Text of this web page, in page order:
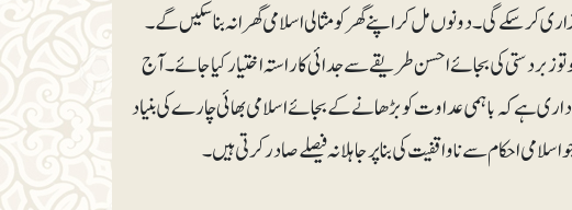
گی۔ دونوں مل کر اپنے گھر کو مثالی اسلامی گھرانہ بنا سکیں گے۔
زبردستی کی بجائے احسن طریقے سے جدائی کا راستہ اختیارکیا جائے۔ آج
کہ باہمی عداوت کو بڑھانے کے بجائے اسلامی بھائی چارے کی بنیاد
احکام سے ناواقفیت کی بنا پر جاہلانہ فیصلے صادر کرتی ہیں۔